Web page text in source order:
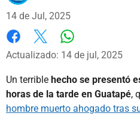
14 de Jul, 2025
Facebook
X
Actualizado: 14 de jul, 2025
Un terrible hecho se presentó
horas de la tarde en Guatapé,
hombre muerto ahogado tras